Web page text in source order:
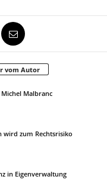
vom Autor
Malbranc
wird zum Rechtsrisiko
in Eigenverwaltung